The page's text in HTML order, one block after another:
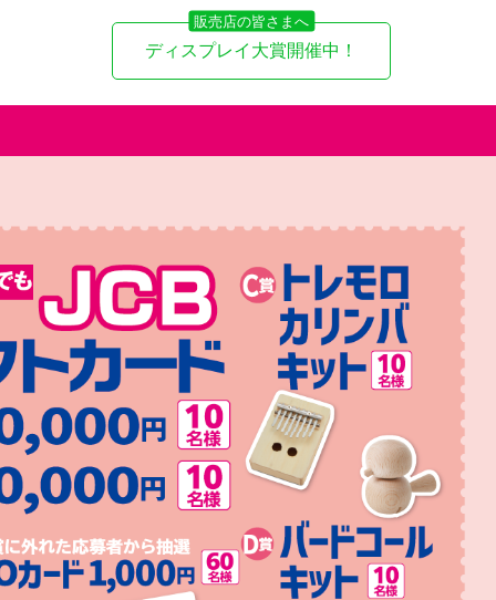
ディスプレイ大賞開催中！